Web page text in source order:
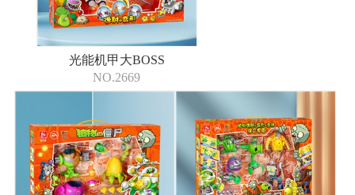
光能机甲大BOSS
NO.2669